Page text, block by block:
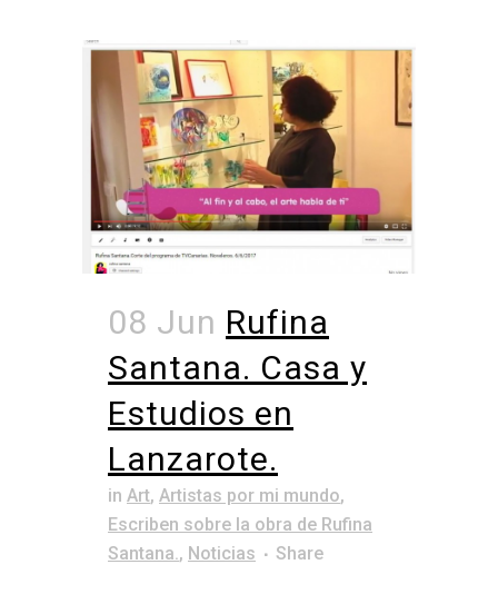
08 Jun Rufina
Santana. Casa y
Estudios en
Lanzarote.
in Art, Artistas por mi mundo,
Escriben sobre la obra de Rufina
Santana., Noticias Share